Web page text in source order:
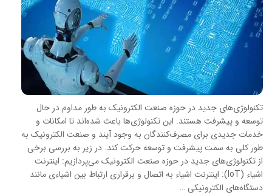
تکنولوژی‌های جدید در حوزه صنعت الکترونیک به طور مداوم در حال
توسعه و پیشرفت هستند. این تکنولوژی‌ها باعث شده‌اند تا امکانات و
خدمات جدیدی برای مصرف‌کنندگان به وجود آیند و صنعت الکترونیک به
طور کلی به سمت پیشرفت و توسعه حرکت کند. در زیر به بررسی برخی
از تکنولوژی‌های جدید در حوزه صنعت الکترونیک می‌پردازیم: اینترنت
اشیاء (IoT): اینترنت اشیاء به اتصال و برقراری ارتباط بین اشیاءی مانند
دستگاه‌های الکترونیکی …